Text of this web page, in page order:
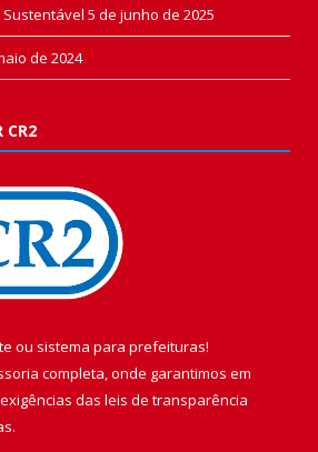
5 de junho de 2025
de 2024
CR2
ou sistema para prefeituras!
completa, onde garantimos em
das leis de transparência